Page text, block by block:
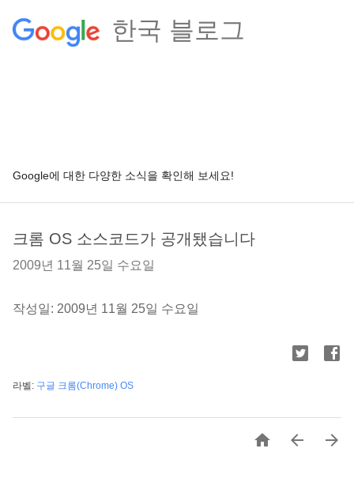
한국 블로그
Google에 대한 다양한 소식을 확인해 보세요!
크롬 OS 소스코드가 공개됐습니다
2009년 11월 25일 수요일
작성일: 2009년 11월 25일 수요일
라벨: 구글 크롬(Chrome) OS
  